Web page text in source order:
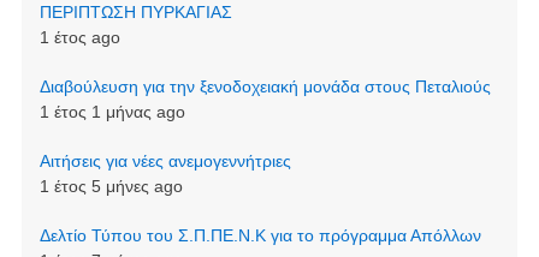
ΠΕΡΙΠΤΩΣΗ ΠΥΡΚΑΓΙΑΣ
1 έτος ago
Διαβούλευση για την ξενοδοχειακή μονάδα στους Πεταλιούς
1 έτος 1 μήνας ago
Αιτήσεις για νέες ανεμογεννήτριες
1 έτος 5 μήνες ago
Δελτίο Τύπου του Σ.Π.ΠΕ.Ν.Κ για το πρόγραμμα Απόλλων